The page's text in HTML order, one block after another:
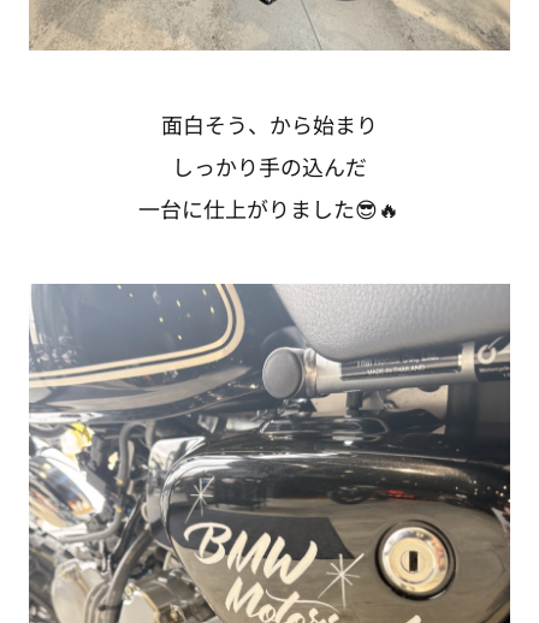
面白そう、から始まり
しっかり手の込んだ
一台に仕上がりました😎🔥